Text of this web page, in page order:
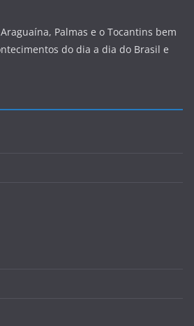
Palmas e o Tocantins bem
do dia a dia do Brasil e